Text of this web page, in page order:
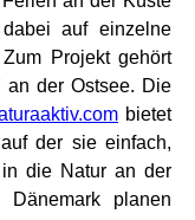
auf einzelne
Projekt gehört
an der Ostsee. Die
bietet
der sie einfach,
die Natur an der
planen